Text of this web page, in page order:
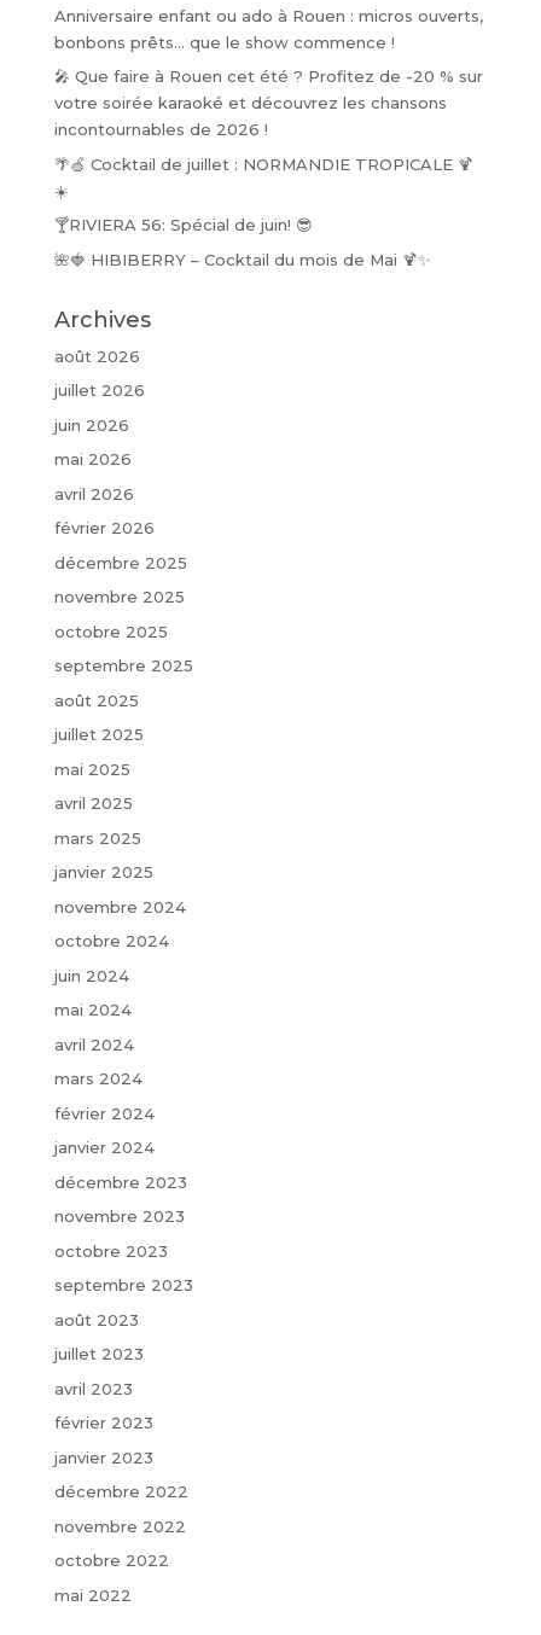
Anniversaire enfant ou ado à Rouen : micros ouverts,
bonbons prêts… que le show commence !
🎤 Que faire à Rouen cet été ? Profitez de -20 % sur
votre soirée karaoké et découvrez les chansons
incontournables de 2026 !
🌴🍏 Cocktail de juillet : NORMANDIE TROPICALE 🍹
☀️
🍸RIVIERA 56: Spécial de juin! 😎
🌺🍓 HIBIBERRY – Cocktail du mois de Mai 🍹✨
Archives
août 2026
juillet 2026
juin 2026
mai 2026
avril 2026
février 2026
décembre 2025
novembre 2025
octobre 2025
septembre 2025
août 2025
juillet 2025
mai 2025
avril 2025
mars 2025
janvier 2025
novembre 2024
octobre 2024
juin 2024
mai 2024
avril 2024
mars 2024
février 2024
janvier 2024
décembre 2023
novembre 2023
octobre 2023
septembre 2023
août 2023
juillet 2023
avril 2023
février 2023
janvier 2023
décembre 2022
novembre 2022
octobre 2022
mai 2022